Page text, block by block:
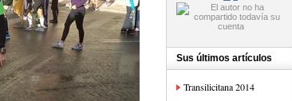
Sus últimos artículos
Transilicitana 2014